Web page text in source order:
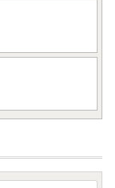
願いいたしま
、保証書に購入
に大河原町から
証の期間は変わ